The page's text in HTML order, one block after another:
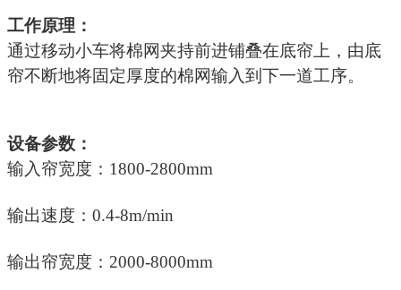
工作原理：
通过移动小车将棉网夹持前进铺叠在底帘上，由底
帘不断地将固定厚度的棉网输入到下一道工序。
设备参数：
输入帘宽度：1800-2800mm
输出速度：0.4-8m/min
输出帘宽度：2000-8000mm